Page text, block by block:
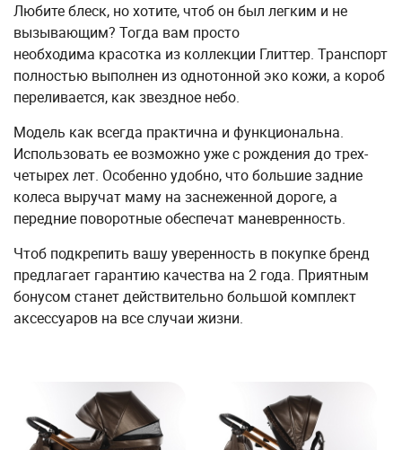
Любите блеск, но хотите, чтоб он был легким и не
вызывающим? Тогда вам просто
необходима красотка из коллекции Глиттер. Транспорт
полностью выполнен из однотонной эко кожи, а короб
переливается, как звездное небо.
Модель как всегда практична и функциональна.
Использовать ее возможно уже с рождения до трех-
четырех лет. Особенно удобно, что большие задние
колеса выручат маму на заснеженной дороге, а
передние поворотные обеспечат маневренность.
Чтоб подкрепить вашу уверенность в покупке бренд
предлагает гарантию качества на 2 года. Приятным
бонусом станет действительно большой комплект
аксессуаров на все случаи жизни.